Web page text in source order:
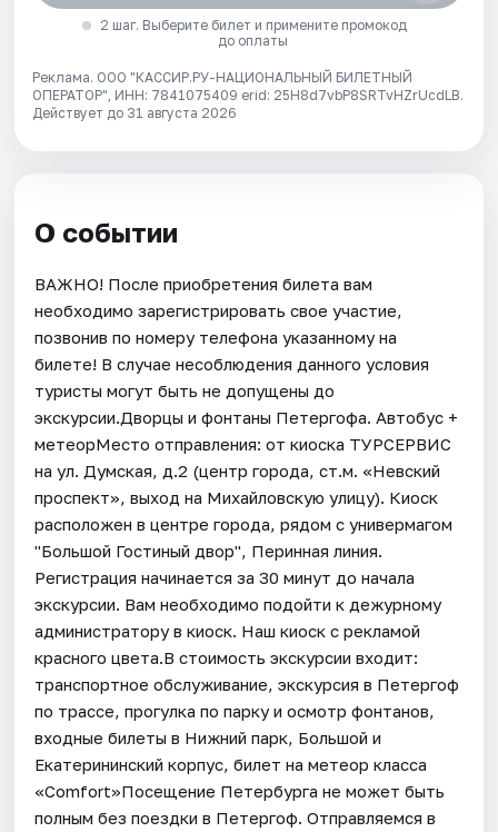
2 шаг. Выберите билет и примените промокод
до оплаты
Реклама. ООО "КАССИР.РУ-НАЦИОНАЛЬНЫЙ БИЛЕТНЫЙ
ОПЕРАТОР", ИНН: 7841075409 erid: 25H8d7vbP8SRTvHZrUcdLB.
Действует до 31 августа 2026
О событии
ВАЖНО! После приобретения билета вам
необходимо зарегистрировать свое участие,
позвонив по номеру телефона указанному на
билете! В случае несоблюдения данного условия
туристы могут быть не допущены до
экскурсии.Дворцы и фонтаны Петергофа. Автобус +
метеорМесто отправления: от киоска ТУРСЕРВИС
на ул. Думская, д.2 (центр города, ст.м. «Невский
проспект», выход на Михайловскую улицу). Киоск
расположен в центре города, рядом с универмагом
"Большой Гостиный двор", Перинная линия.
Регистрация начинается за 30 минут до начала
экскурсии. Вам необходимо подойти к дежурному
администратору в киоск. Наш киоск с рекламой
красного цвета.В стоимость экскурсии входит:
транспортное обслуживание, экскурсия в Петергоф
по трассе, прогулка по парку и осмотр фонтанов,
входные билеты в Нижний парк, Большой и
Екатерининский корпус, билет на метеор класса
«Comfort»Посещение Петербурга не может быть
полным без поездки в Петергоф. Отправляемся в